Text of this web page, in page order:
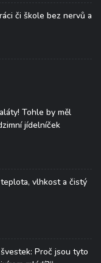
či škole bez nervů a
Tohle by měl
jídelníček
vlhkost a čistý
Proč jsou tyto